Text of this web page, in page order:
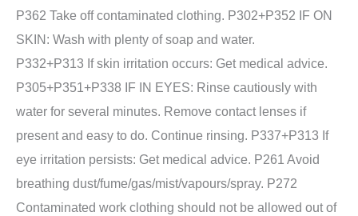
P362 Take off contaminated clothing. P302+P352 IF ON
SKIN: Wash with plenty of soap and water.
P332+P313 If skin irritation occurs: Get medical advice.
P305+P351+P338 IF IN EYES: Rinse cautiously with
water for several minutes. Remove contact lenses if
present and easy to do. Continue rinsing. P337+P313 If
eye irritation persists: Get medical advice. P261 Avoid
breathing dust/fume/gas/mist/vapours/spray. P272
Contaminated work clothing should not be allowed out of